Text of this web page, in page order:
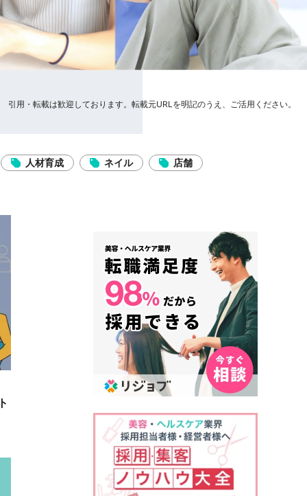
引用・転載は歓迎しております。転載元URLを明記のうえ、ご活用ください。
人材育成 ネイル 店舗